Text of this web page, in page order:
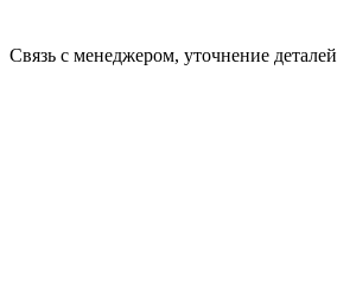
Связь с менеджером, уточнение деталей